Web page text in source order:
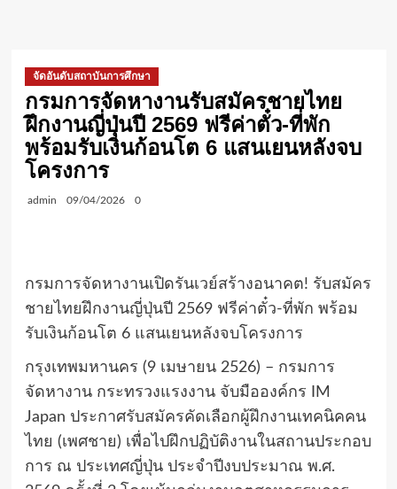
จัดอันดับสถาบันการศึกษา
กรมการจัดหางานรับสมัครชายไทย
ฝึกงานญี่ปุ่นปี 2569 ฟรีค่าตั๋ว-ที่พัก
พร้อมรับเงินก้อนโต 6 แสนเยนหลังจบ
โครงการ
admin 09/04/2026 0
กรมการจัดหางานเปิดรันเวย์สร้างอนาคต! รับสมัคร
ชายไทยฝึกงานญี่ปุ่นปี 2569 ฟรีค่าตั๋ว-ที่พัก พร้อม
รับเงินก้อนโต 6 แสนเยนหลังจบโครงการ
กรุงเทพมหานคร (9 เมษายน 2526) – กรมการ
จัดหางาน กระทรวงแรงงาน จับมือองค์กร IM
Japan ประกาศรับสมัครคัดเลือกผู้ฝึกงานเทคนิคคน
ไทย (เพศชาย) เพื่อไปฝึกปฏิบัติงานในสถานประกอบ
การ ณ ประเทศญี่ปุ่น ประจำปีงบประมาณ พ.ศ.